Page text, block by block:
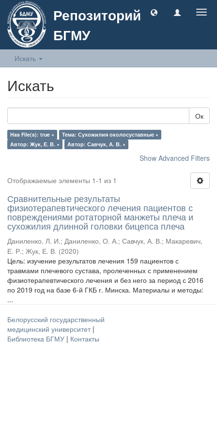
Репозиторий
БГМУ
Искать
Искать
Ок
Has File(s): true ×
Тема: Сухожилия околосуставные ×
Автор: Жук, Е. В. ×
Автор: Савчук, А. В. ×
Show Advanced Filters
Отображаемые элементы 1-1 из 1
Сравнительные результаты
физиотерапевтического лечения пациентов с
повреждениями ротаторной манжеты плеча и
сухожилия длинной головки бицепса плеча
Даниленко, Л. И.; Даниленко, О. А.; Савчук, А. В.; Макаревич,
Е. Р.; Жук, Е. В. (2020)
Цель: изучение результатов лечения 159 пациентов с
травмами плечевого сустава, пролеченных с применением
физиотерапевтического лечения и без него за период с 2016
по 2019 год на базе 6-й ГКБ г. Минска. Материалы и методы:
...
Белорусский государственный
медицинский университет |
Библиотека БГМУ | Контакты